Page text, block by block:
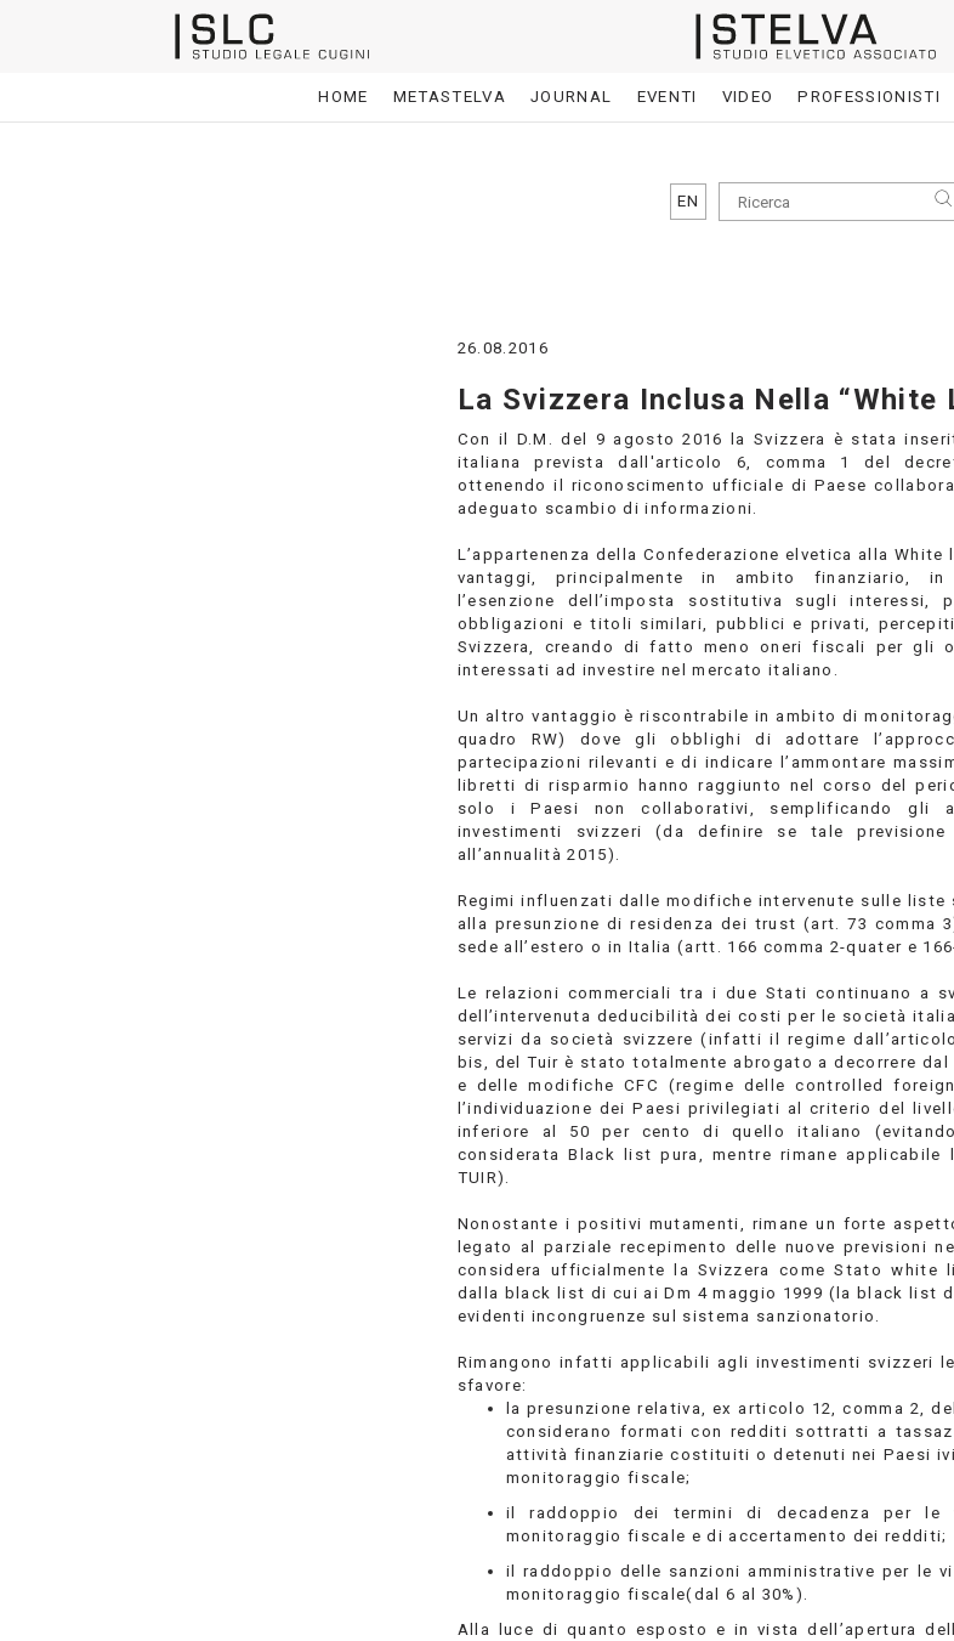
HOME METASTELVA JOURNAL EVENTI VIDEO PROFESSIONISTI
EN
26.08.2016
La Svizzera Inclusa Nella “White
Con il D.M. del 9 agosto 2016 la Svizzera è stata
italiana prevista dall'articolo 6, comma 1 del
ottenendo il riconoscimento ufficiale di Paese
adeguato scambio di informazioni.
L’appartenenza della Confederazione elvetica alla
vantaggi, principalmente in ambito finanziario,
l’esenzione dell’imposta sostitutiva sugli
obbligazioni e titoli similari, pubblici e privati,
Svizzera, creando di fatto meno oneri fiscali per gli
interessati ad investire nel mercato italiano.
Un altro vantaggio è riscontrabile in ambito di
quadro RW) dove gli obblighi di adottare
partecipazioni rilevanti e di indicare l’ammontare
libretti di risparmio hanno raggiunto nel corso del
solo i Paesi non collaborativi, semplificando gli
investimenti svizzeri (da definire se tale
all’annualità 2015).
Regimi influenzati dalle modifiche intervenute sulle
alla presunzione di residenza dei trust (art. 73 comma
sede all’estero o in Italia (artt. 166 comma 2-quater e
Le relazioni commerciali tra i due Stati continuano a
dell’intervenuta deducibilità dei costi per le società
servizi da società svizzere (infatti il regime
bis, del Tuir è stato totalmente abrogato a decorrere
e delle modifiche CFC (regime delle controlled
l’individuazione dei Paesi privilegiati al criterio del
inferiore al 50 per cento di quello italiano
considerata Black list pura, mentre rimane applicabile
TUIR).
Nonostante i positivi mutamenti, rimane un forte
legato al parziale recepimento delle nuove previsioni
considera ufficialmente la Svizzera come Stato white
dalla black list di cui ai Dm 4 maggio 1999 (la black list
evidenti incongruenze sul sistema sanzionatorio.
Rimangono infatti applicabili agli investimenti svizzeri
sfavore:
la presunzione relativa, ex articolo 12, comma 2,
considerano formati con redditi sottratti a
attività finanziarie costituiti o detenuti nei Paesi
monitoraggio fiscale;
il raddoppio dei termini di decadenza per le
monitoraggio fiscale e di accertamento dei redditi;
il raddoppio delle sanzioni amministrative per le
monitoraggio fiscale(dal 6 al 30%).
Alla luce di quanto esposto e in vista dell’apertura